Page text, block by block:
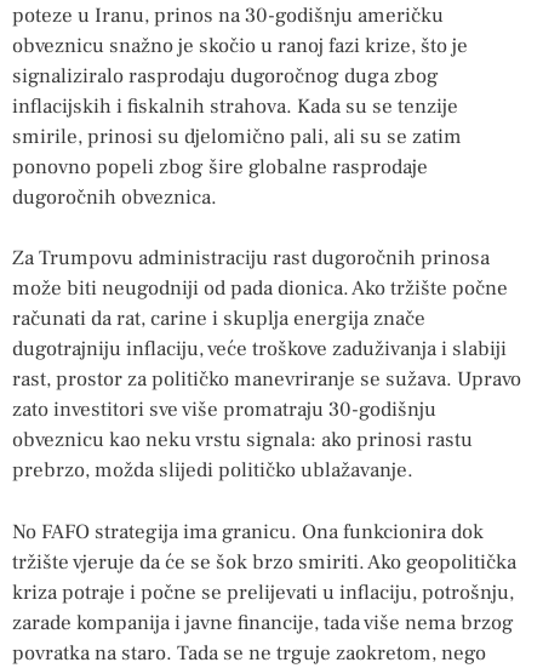
poteze u Iranu, prinos na 30-godišnju američku
obveznicu snažno je skočio u ranoj fazi krize, što je
signaliziralo rasprodaju dugoročnog duga zbog
inflacijskih i fiskalnih strahova. Kada su se tenzije
smirile, prinosi su djelomično pali, ali su se zatim
ponovno popeli zbog šire globalne rasprodaje
dugoročnih obveznica.
Za Trumpovu administraciju rast dugoročnih prinosa
može biti neugodniji od pada dionica. Ako tržište počne
računati da rat, carine i skuplja energija znače
dugotrajniju inflaciju, veće troškove zaduživanja i slabiji
rast, prostor za političko manevriranje se sužava. Upravo
zato investitori sve više promatraju 30-godišnju
obveznicu kao neku vrstu signala: ako prinosi rastu
prebrzo, možda slijedi političko ublažavanje.
No FAFO strategija ima granicu. Ona funkcionira dok
tržište vjeruje da će se šok brzo smiriti. Ako geopolitička
kriza potraje i počne se prelijevati u inflaciju, potrošnju,
zarade kompanija i javne financije, tada više nema brzog
povratka na staro. Tada se ne trguje zaokretom, nego